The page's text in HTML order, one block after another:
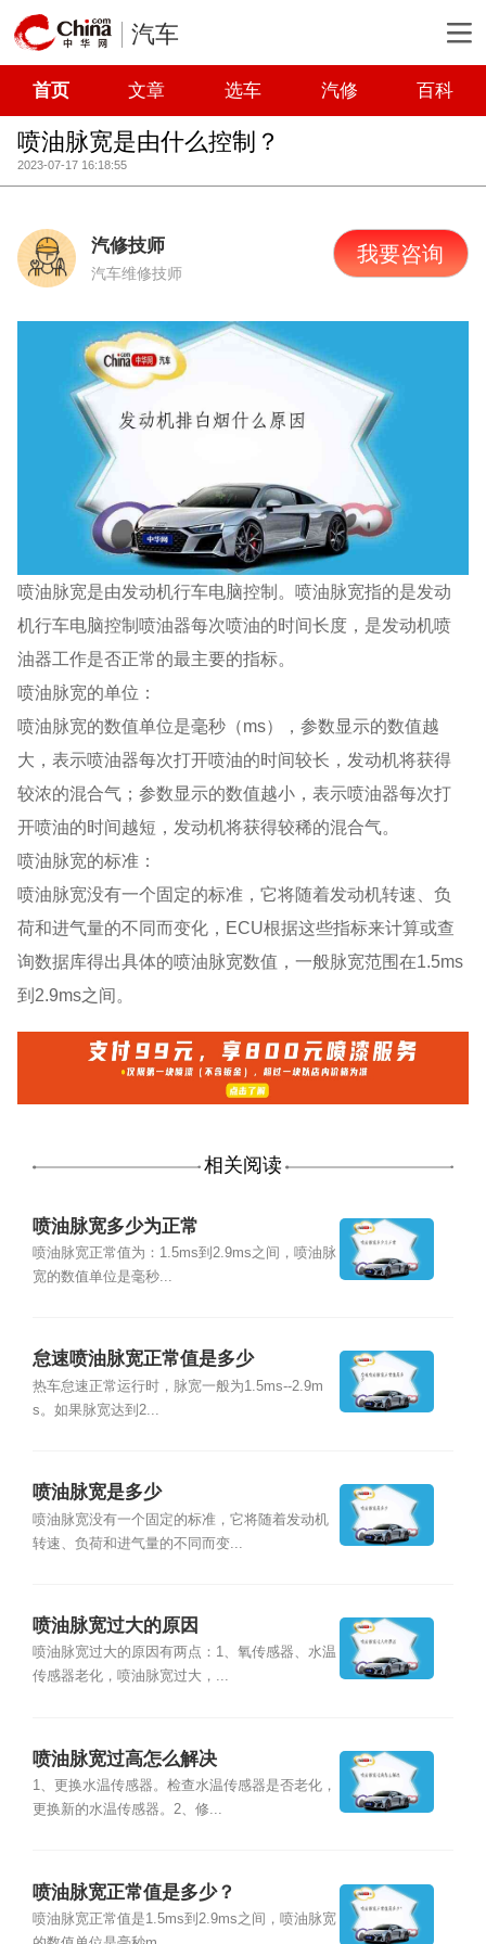
汽车
首页 文章 选车 汽修 百科
喷油脉宽是由什么控制？
2023-07-17 16:18:55
汽修技师
汽车维修技师
我要咨询
喷油脉宽是由发动机行车电脑控制。喷油脉宽指的是发动
机行车电脑控制喷油器每次喷油的时间长度，是发动机喷
油器工作是否正常的最主要的指标。
喷油脉宽的单位：
喷油脉宽的数值单位是毫秒（ms），参数显示的数值越
大，表示喷油器每次打开喷油的时间较长，发动机将获得
较浓的混合气；参数显示的数值越小，表示喷油器每次打
开喷油的时间越短，发动机将获得较稀的混合气。
喷油脉宽的标准：
喷油脉宽没有一个固定的标准，它将随着发动机转速、负
荷和进气量的不同而变化，ECU根据这些指标来计算或查
询数据库得出具体的喷油脉宽数值，一般脉宽范围在1.5ms
到2.9ms之间。
相关阅读
喷油脉宽多少为正常
喷油脉宽正常值为：1.5ms到2.9ms之间，喷油脉
宽的数值单位是毫秒...
怠速喷油脉宽正常值是多少
热车怠速正常运行时，脉宽一般为1.5ms--2.9m
s。如果脉宽达到2...
喷油脉宽是多少
喷油脉宽没有一个固定的标准，它将随着发动机
转速、负荷和进气量的不同而变...
喷油脉宽过大的原因
喷油脉宽过大的原因有两点：1、氧传感器、水温
传感器老化，喷油脉宽过大，...
喷油脉宽过高怎么解决
1、更换水温传感器。检查水温传感器是否老化，
更换新的水温传感器。2、修...
喷油脉宽正常值是多少？
喷油脉宽正常值是1.5ms到2.9ms之间，喷油脉宽